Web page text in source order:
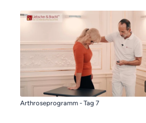
Arthroseprogramm - Tag 7